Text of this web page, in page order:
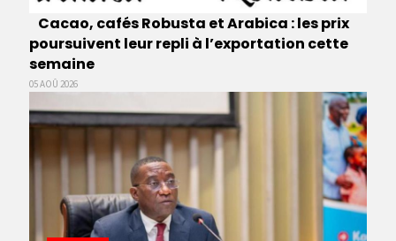
Cacao, cafés Robusta et Arabica : les prix
poursuivent leur repli à l’exportation cette
semaine
05 AOÛ 2026